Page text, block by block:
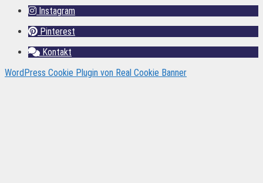
Instagram
Pinterest
Kontakt
WordPress Cookie Plugin von Real Cookie Banner